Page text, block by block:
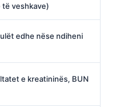
të veshkave)
edhe nëse ndiheni
e kreatininës, BUN